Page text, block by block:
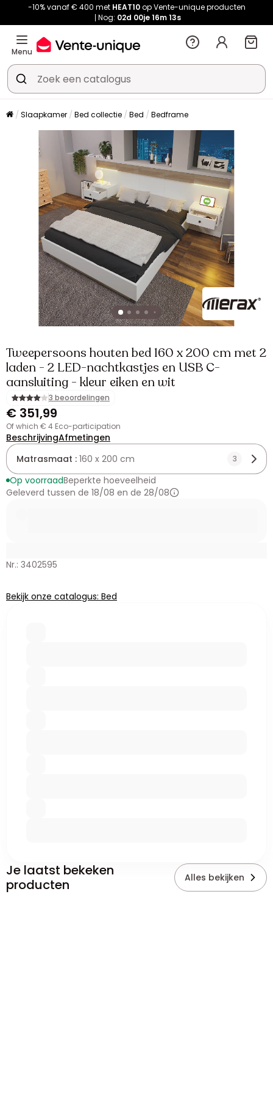
-10% vanaf € 400 met HEAT10op Vente-unique producten
Nog: 02d 00je 16m 13s
Menu
Slaapkamer Bed collectie Bed Bedframe
Tweepersoons houten bed 160 x 200 cm met 2
laden - 2 LED-nachtkastjes en USB C-
aansluiting - kleur eiken en wit
3 beoordelingen
€ 351,99
of which € 4 Eco-participation
BeschrijvingAfmetingen
Matrasmaat : 160 x 200 cm 3
Op voorraadBeperkte hoeveelheid
Geleverd tussen de 18/08 en de 28/08
Nr.: 3402595
Bekijk onze catalogus: Bed
Je laatst bekeken
producten
Alles bekijken